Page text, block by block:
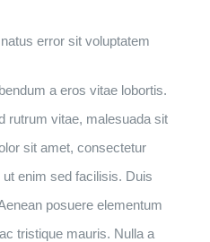
error sit voluptatem
a eros vitae lobortis.
rutrum vitae, malesuada sit
sit amet, consectetur
enim sed facilisis. Duis
posuere elementum
tristique mauris. Nulla a